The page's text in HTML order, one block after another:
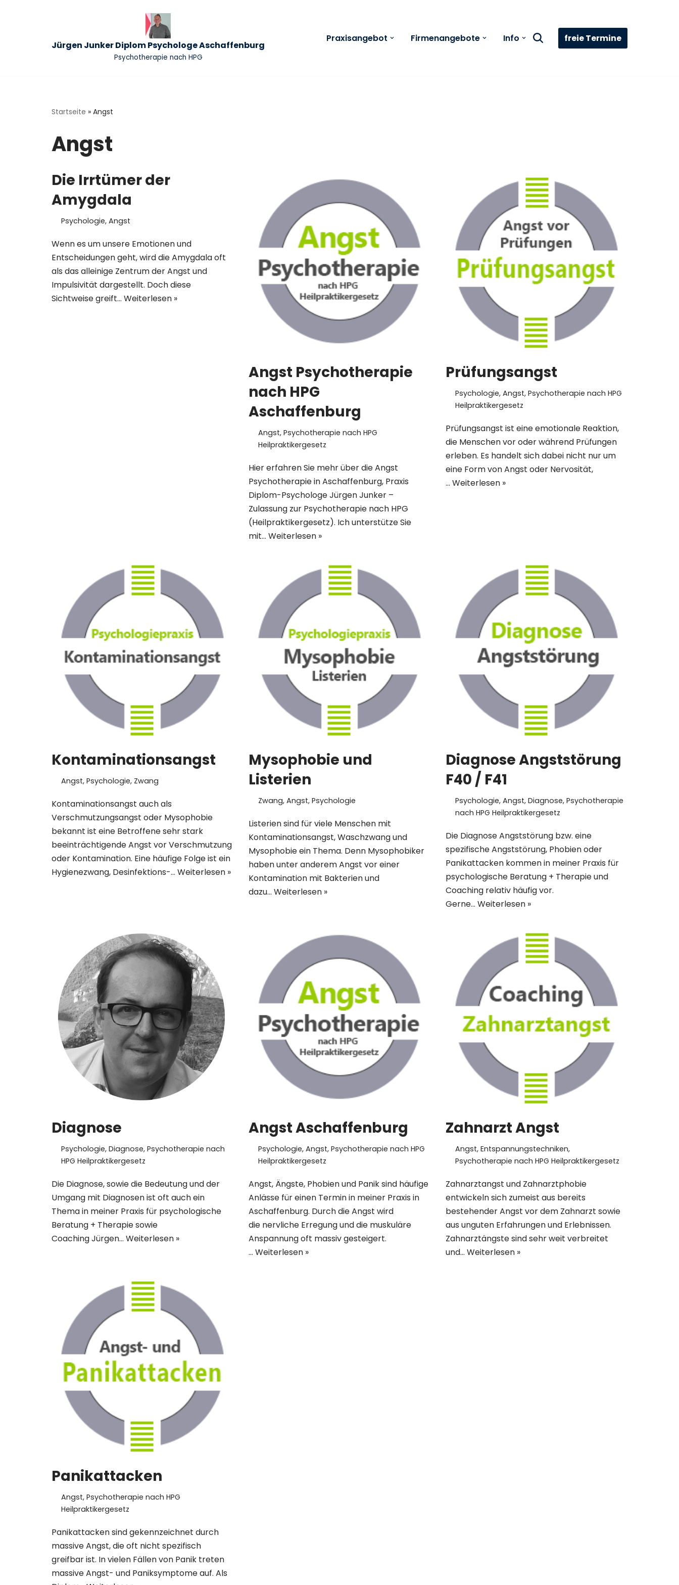
Jürgen Junker Diplom Psychologe Aschaffenburg
Psychotherapie nach HPG
Praxisangebot Firmenangebote Info freie Termine
Startseite » Angst
Angst
Die Irrtümer der
Amygdala
Psychologie, Angst
Wenn es um unsere Emotionen und
Entscheidungen geht, wird die Amygdala oft
als das alleinige Zentrum der Angst und
Impulsivität dargestellt. Doch diese
Sichtweise greift… Weiterlesen »
Angst Psychotherapie
nach HPG
Aschaffenburg
Angst, Psychotherapie nach HPG
Heilpraktikergesetz
Hier erfahren Sie mehr über die Angst
Psychotherapie in Aschaffenburg, Praxis
Diplom-Psychologe Jürgen Junker –
Zulassung zur Psychotherapie nach HPG
(Heilpraktikergesetz). Ich unterstütze Sie
mit… Weiterlesen »
Prüfungsangst
Psychologie, Angst, Psychotherapie nach HPG
Heilpraktikergesetz
Prüfungsangst ist eine emotionale Reaktion,
die Menschen vor oder während Prüfungen
erleben. Es handelt sich dabei nicht nur um
eine Form von Angst oder Nervosität,
… Weiterlesen »
Kontaminationsangst
Angst, Psychologie, Zwang
Kontaminationsangst auch als
Verschmutzungsangst oder Mysophobie
bekannt ist eine Betroffene sehr stark
beeinträchtigende Angst vor Verschmutzung
oder Kontamination. Eine häufige Folge ist ein
Hygienezwang, Desinfektions-… Weiterlesen »
Mysophobie und
Listerien
Zwang, Angst, Psychologie
Listerien sind für viele Menschen mit
Kontaminationsangst, Waschzwang und
Mysophobie ein Thema. Denn Mysophobiker
haben unter anderem Angst vor einer
Kontamination mit Bakterien und
dazu… Weiterlesen »
Diagnose Angststörung
F40 / F41
Psychologie, Angst, Diagnose, Psychotherapie
nach HPG Heilpraktikergesetz
Die Diagnose Angststörung bzw. eine
spezifische Angststörung, Phobien oder
Panikattacken kommen in meiner Praxis für
psychologische Beratung + Therapie und
Coaching relativ häufig vor.
Gerne… Weiterlesen »
Diagnose
Psychologie, Diagnose, Psychotherapie nach
HPG Heilpraktikergesetz
Die Diagnose, sowie die Bedeutung und der
Umgang mit Diagnosen ist oft auch ein
Thema in meiner Praxis für psychologische
Beratung + Therapie sowie
Coaching Jürgen… Weiterlesen »
Angst Aschaffenburg
Psychologie, Angst, Psychotherapie nach HPG
Heilpraktikergesetz
Angst, Ängste, Phobien und Panik sind häufige
Anlässe für einen Termin in meiner Praxis in
Aschaffenburg. Durch die Angst wird
die nervliche Erregung und die muskuläre
Anspannung oft massiv gesteigert.
… Weiterlesen »
Zahnarzt Angst
Angst, Entspannungstechniken,
Psychotherapie nach HPG Heilpraktikergesetz
Zahnarztangst und Zahnarztphobie
entwickeln sich zumeist aus bereits
bestehender Angst vor dem Zahnarzt sowie
aus unguten Erfahrungen und Erlebnissen.
Zahnarztängste sind sehr weit verbreitet
und… Weiterlesen »
Panikattacken
Angst, Psychotherapie nach HPG
Heilpraktikergesetz
Panikattacken sind gekennzeichnet durch
massive Angst, die oft nicht spezifisch
greifbar ist. In vielen Fällen von Panik treten
massive Angst- und Paniksymptome auf. Als